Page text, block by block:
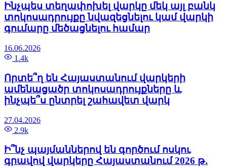
Ինչպես տեղափոխել վարկը մեկ այլ բանկ
տոկոսադրույքը նվազեցնելու կամ վարկի
գումարը մեծացնելու համար
16.06.2026
1.4k
Որտե՞ղ են Հայաստանում վարկերի
ամենացածր տոկոսադրույքները և
ինչպե՞ս ընտրել շահավետ վարկ
27.04.2026
2.9k
Ի՞նչ պայմաններով են գործում ոսկու
գրավով վարկերը Հայաստանում 2026 թ․